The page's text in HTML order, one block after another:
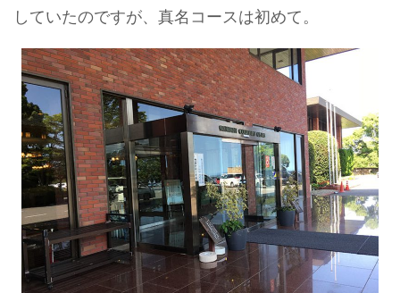
していたのですが、真名コースは初めて。